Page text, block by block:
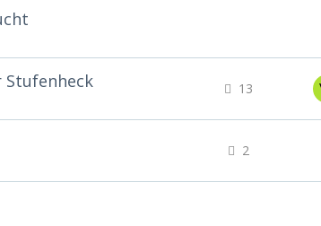
Stufenheck 13
2